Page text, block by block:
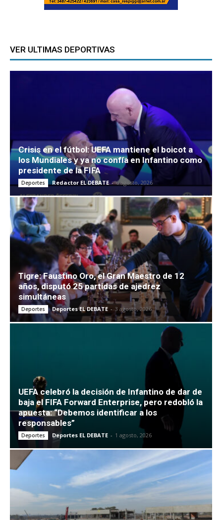
VER ULTIMAS DEPORTIVAS
Crisis en el fútbol: UEFA mantiene el boicot a
los Mundiales y ya no confía en Infantino como
presidente de la FIFA
Deportes Redactor EL DEBATE - 6 agosto, 2026
Tigre: Faustino Oro, el Gran Maestro de 12
años, disputó 25 partidas de ajedrez
simultáneas
Deportes Deportes EL DEBATE - 3 agosto, 2026
UEFA celebró la decisión de Infantino de dar de
baja el FIFA Forward Enterprise, pero redobló la
apuesta: “Debemos identificar a los
responsables”
Deportes Deportes EL DEBATE - 1 agosto, 2026